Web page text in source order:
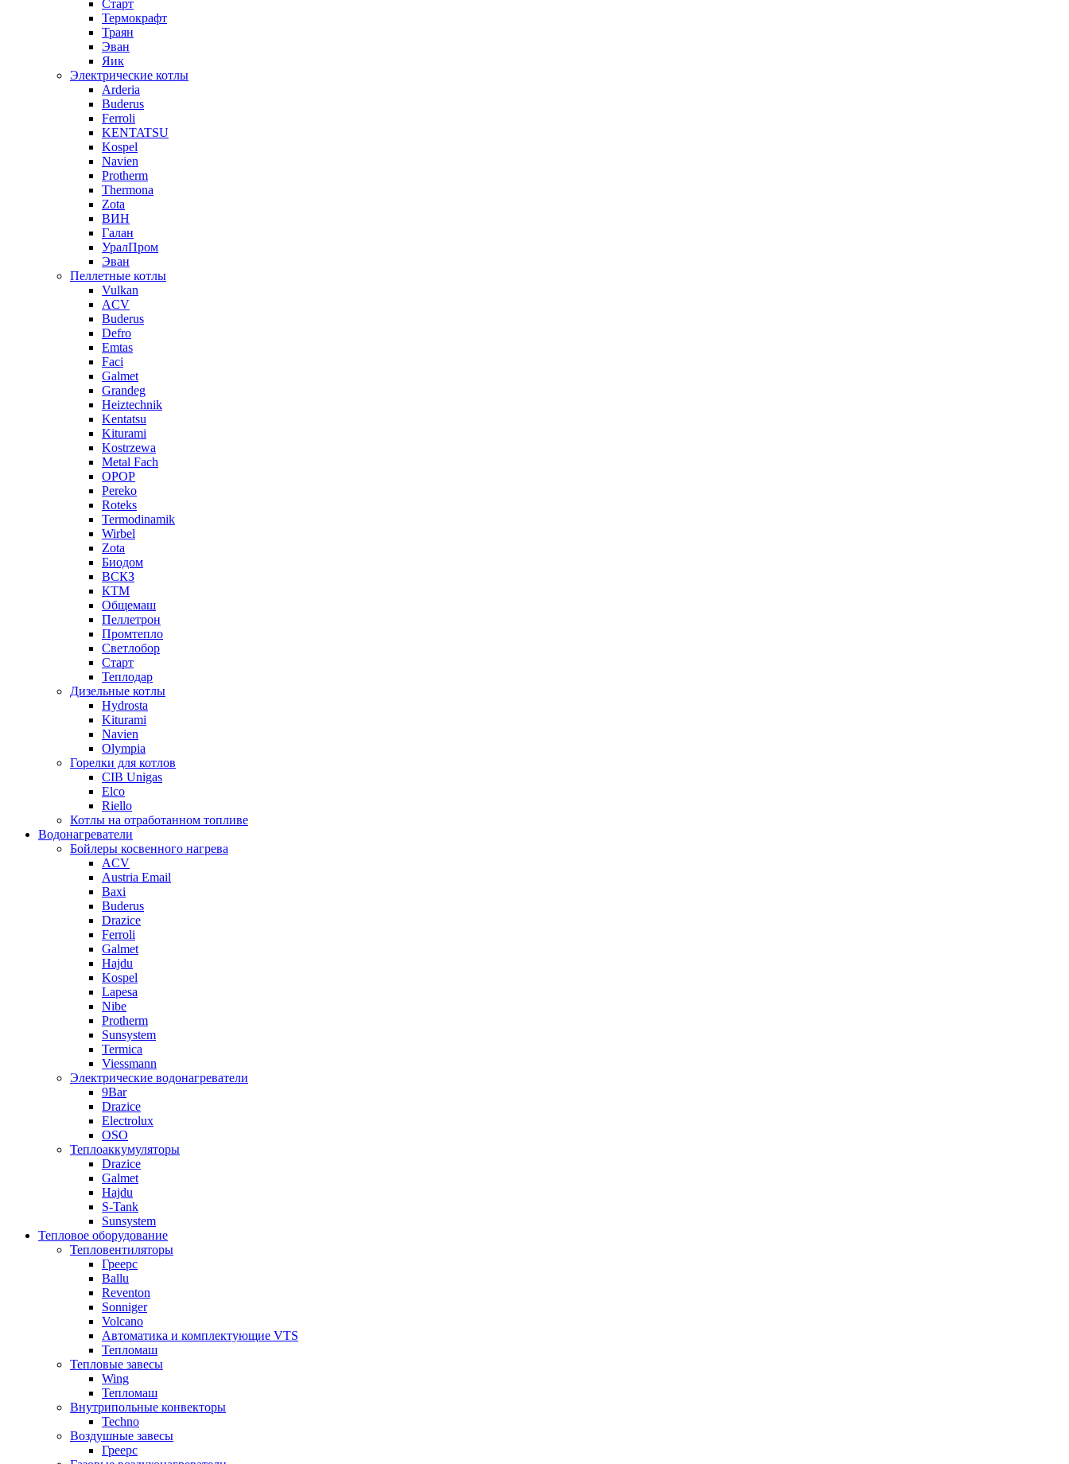
Старт
Термокрафт
Траян
Эван
Яик
Электрические котлы
Arderia
Buderus
Ferroli
KENTATSU
Kospel
Navien
Protherm
Thermona
Zota
ВИН
Галан
УралПром
Эван
Пеллетные котлы
Vulkan
ACV
Buderus
Defro
Emtas
Faci
Galmet
Grandeg
Heiztechnik
Kentatsu
Kiturami
Kostrzewa
Metal Fach
OPOP
Pereko
Roteks
Termodinamik
Wirbel
Zota
Биодом
ВСКЗ
КТМ
Общемаш
Пеллетрон
Промтепло
Светлобор
Старт
Теплодар
Дизельные котлы
Hydrosta
Kiturami
Navien
Olympia
Горелки для котлов
CIB Unigas
Elco
Riello
Котлы на отработанном топливе
Водонагреватели
Бойлеры косвенного нагрева
ACV
Austria Email
Baxi
Buderus
Drazice
Ferroli
Galmet
Hajdu
Kospel
Lapesa
Nibe
Protherm
Sunsystem
Termica
Viessmann
Электрические водонагреватели
9Bar
Drazice
Electrolux
OSO
Теплоаккумуляторы
Drazice
Galmet
Hajdu
S-Tank
Sunsystem
Тепловое оборудование
Тепловентиляторы
Греерс
Ballu
Reventon
Sonniger
Volcano
Автоматика и комплектующие VTS
Тепломаш
Тепловые завесы
Wing
Тепломаш
Внутрипольные конвекторы
Techno
Воздушные завесы
Греерс